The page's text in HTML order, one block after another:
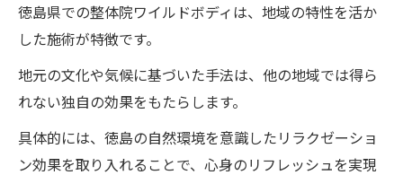
徳島県での整体院ワイルドボディは、地域の特性を活か
した施術が特徴です。
地元の文化や気候に基づいた手法は、他の地域では得ら
れない独自の効果をもたらします。
具体的には、徳島の自然環境を意識したリラクゼーショ
ン効果を取り入れることで、心身のリフレッシュを実現